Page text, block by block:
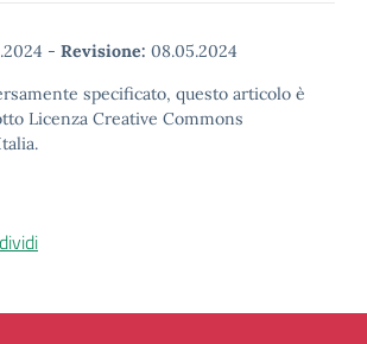
- Revisione: 08.05.2024
specificato, questo articolo è
Licenza Creative Commons